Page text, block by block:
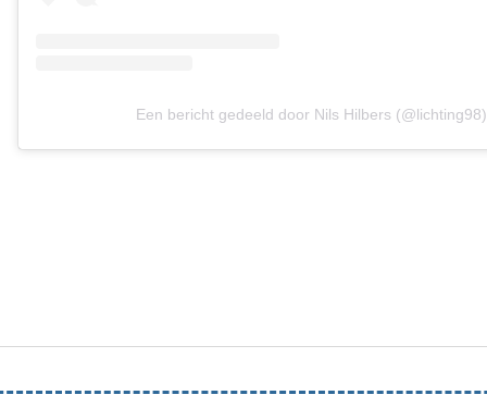
Een bericht gedeeld door Nils Hilbers (@lichting98)